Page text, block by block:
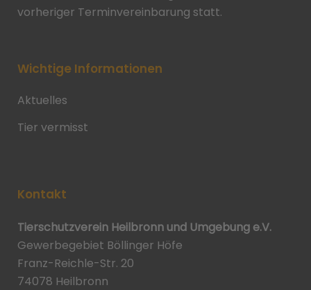
vorheriger Terminvereinbarung statt.
Wichtige Informationen
Aktuelles
Tier vermisst
Kontakt
Tierschutzverein Heilbronn und Umgebung e.V.
Gewerbegebiet Böllinger Höfe
Franz-Reichle-Str. 20
74078 Heilbronn